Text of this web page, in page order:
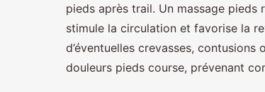
pieds après trail. Un massage pieds
stimule la circulation et favorise la
d’éventuelles crevasses, contusions
douleurs pieds course, prévenant